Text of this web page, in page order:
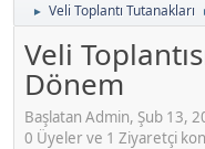
► Veli Toplantı Tutanakları
Veli
Dönem
Başlatan Admin, Şub 13,
0 Üyeler ve 1 Ziyaretçi